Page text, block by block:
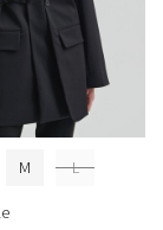
M L